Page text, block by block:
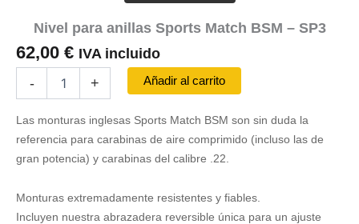
Nivel para anillas Sports Match BSM – SP3
62,00 € IVA incluido
-
para
Sports
Match
BSM
cantidad
+ Añadir al carrito
Las monturas inglesas Sports Match BSM son sin duda la
referencia para carabinas de aire comprimido (incluso las de
gran potencia) y carabinas del calibre .22.
Monturas extremadamente resistentes y fiables.
Incluyen nuestra abrazadera reversible única para un ajuste